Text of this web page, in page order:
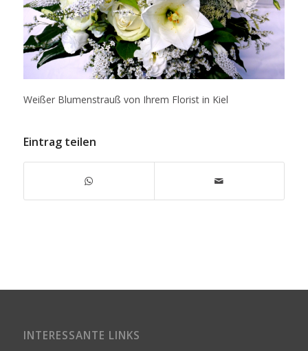
Weißer Blumenstrauß von Ihrem Florist in Kiel
Eintrag teilen
INTERESSANTE LINKS